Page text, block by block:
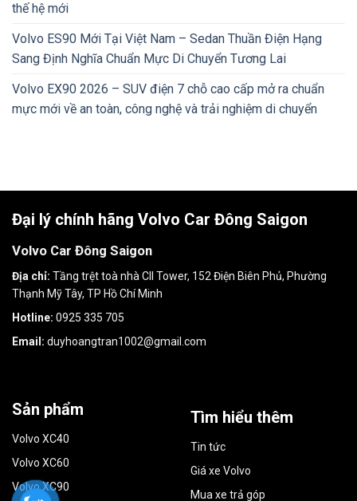
thế hệ mới
Volvo ES90 Mới Tại Việt Nam – Sedan Thuần Điện Hạng
Sang Định Nghĩa Chuẩn Mực Di Chuyển Tương Lai
Volvo EX90 2026 – SUV điện 7 chỗ cao cấp mở ra chuẩn
mực mới về an toàn, công nghệ và trải nghiệm di chuyển
Đại lý chính hãng Volvo Car Đông Saigon
Volvo Car Đông Saigon
Địa chỉ: Tầng trệt toà nhà CII Tower, 152 Điện Biên Phủ, Phường
Thạnh Mỹ Tây, TP Hồ Chí Minh
Hotline: 0925 335 705
Email: duyhoangtran1002@gmail.com
Sản phẩm
Volvo XC40
Volvo XC60
Volvo XC90
Tìm hiểu thêm
Tin tức
Giá xe Volvo
Mua xe trả góp